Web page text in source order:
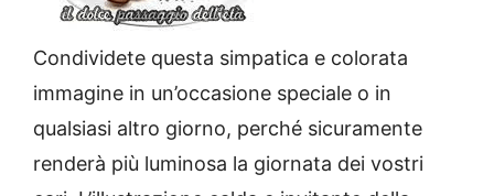
Condividete questa simpatica e colorata
immagine in un’occasione speciale o in
qualsiasi altro giorno, perché sicuramente
renderà più luminosa la giornata dei vostri